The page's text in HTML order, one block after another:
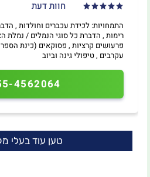
חוות דעת
4562064
התמחויות: לכידת עכברים וחולדות ,
רימות , הדברת כל סוגי הנמלים / נמלת
פרעושים קרציות , פסוקאים (כינת
עקרבים , טיפולי גינה וביוב
טען עוד בעלי